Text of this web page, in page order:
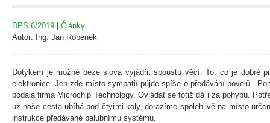
DPS 6/2019 | Články
Autor: Ing. Jan Robenek
Dotykem je možné beze slova vyjádřit spoustu věcí. To, co je dobré
elektronice. Jen zde místo sympatií půjde spíše o předávání povelů.
podala firma Microchip Technology. Ovládat se totiž dá i za pohybu.
už naše cesta ubíhá pod čtyřmi koly, dorazíme spolehlivě na místo
instrukce předávané palubnímu systému.